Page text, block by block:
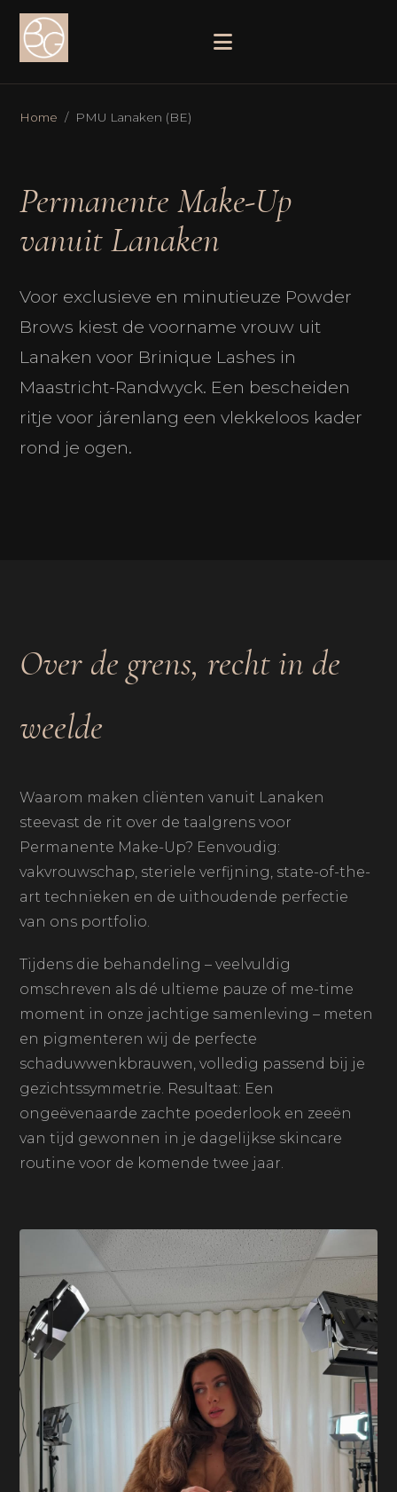
Home / PMU Lanaken (BE)
Permanente Make-Up
vanuit Lanaken
Voor exclusieve en minutieuze Powder
Brows kiest de voorname vrouw uit
Lanaken voor Brinique Lashes in
Maastricht-Randwyck. Een bescheiden
ritje voor járenlang een vlekkeloos kader
rond je ogen.
Over de grens, recht in de
weelde
Waarom maken cliënten vanuit Lanaken
steevast de rit over de taalgrens voor
Permanente Make-Up? Eenvoudig:
vakvrouwschap, steriele verfijning, state-of-the-
art technieken en de uithoudende perfectie
van ons portfolio.
Tijdens die behandeling – veelvuldig
omschreven als dé ultieme pauze of me-time
moment in onze jachtige samenleving – meten
en pigmenteren wij de perfecte
schaduwwenkbrauwen, volledig passend bij je
gezichtssymmetrie. Resultaat: Een
ongeëvenaarde zachte poederlook en zeeën
van tijd gewonnen in je dagelijkse skincare
routine voor de komende twee jaar.